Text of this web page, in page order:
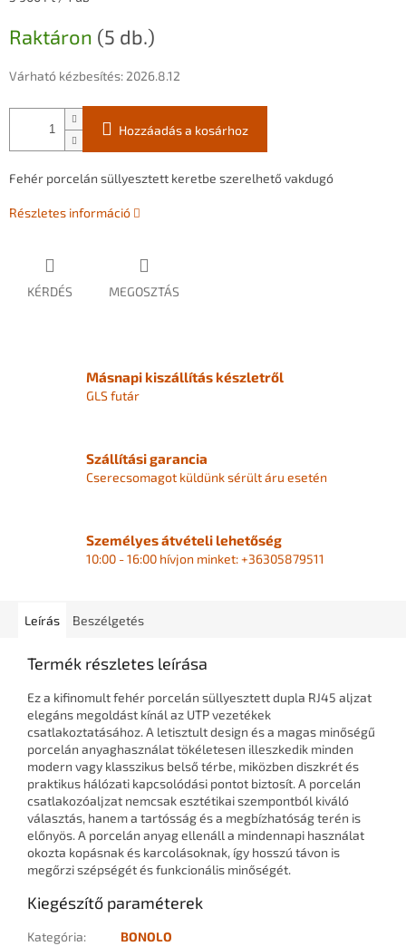
Raktáron (5 db.)
Várható kézbesítés: 2026.8.12
Hozzáadás a kosárhoz
Fehér porcelán süllyesztett keretbe szerelhető vakdugó
Részletes információ
KÉRDÉS MEGOSZTÁS
Másnapi kiszállítás készletről
GLS futár
Szállítási garancia
Cserecsomagot küldünk sérült áru esetén
Személyes átvételi lehetőség
10:00 - 16:00 hívjon minket: +36305879511
Leírás Beszélgetés
Termék részletes leírása
Ez a kifinomult fehér porcelán süllyesztett dupla RJ45 aljzat
elegáns megoldást kínál az UTP vezetékek
csatlakoztatásához. A letisztult design és a magas minőségű
porcelán anyaghasználat tökéletesen illeszkedik minden
modern vagy klasszikus belső térbe, miközben diszkrét és
praktikus hálózati kapcsolódási pontot biztosít. A porcelán
csatlakozóaljzat nemcsak esztétikai szempontból kiváló
választás, hanem a tartósság és a megbízhatóság terén is
előnyös. A porcelán anyag ellenáll a mindennapi használat
okozta kopásnak és karcolásoknak, így hosszú távon is
megőrzi szépségét és funkcionális minőségét.
Kiegészítő paraméterek
Kategória:
BONOLO